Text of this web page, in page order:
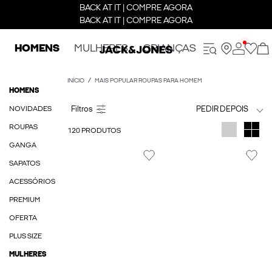
BACK AT IT | COMPRE AGORA
BACK AT IT | COMPRE AGORA
HOMENS MULHERES CRIANÇAS
HOMENS
NOVIDADES
ROUPAS
GANGA
SAPATOS
ACESSÓRIOS
PREMIUM
OFERTA
PLUS SIZE
MULHERES
INÍCIO MAIS POPULAR ROUPAS PARA HOMEM
PEDIR DEPOIS
120 PRODUTOS